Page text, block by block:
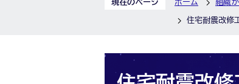
現在のページ ホーム 組織
住宅耐震改修